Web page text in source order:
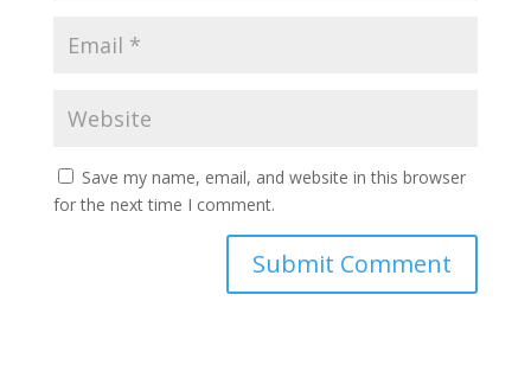
Save my name, email, and website in this browser
for the next time I comment.